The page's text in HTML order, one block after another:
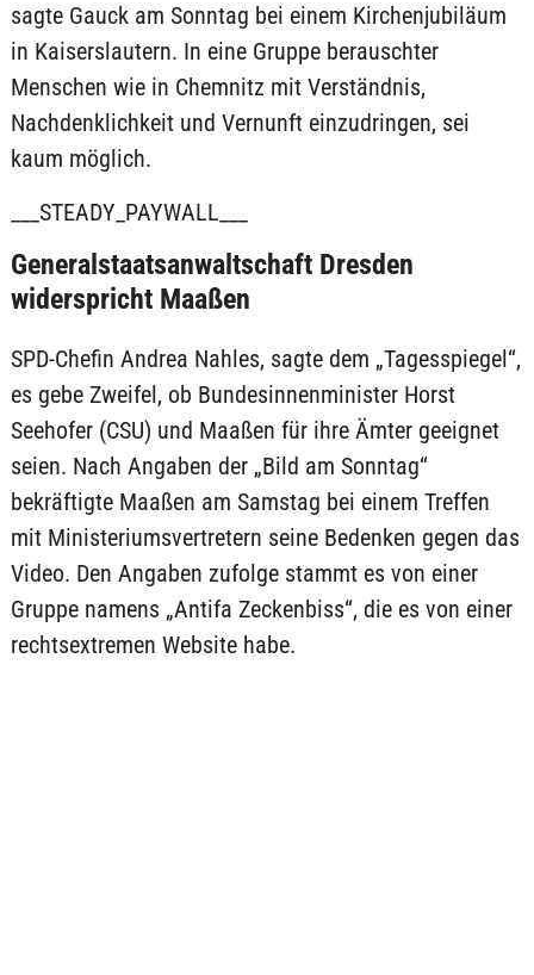
sagte Gauck am Sonntag bei einem Kirchenjubiläum
in Kaiserslautern. In eine Gruppe berauschter
Menschen wie in Chemnitz mit Verständnis,
Nachdenklichkeit und Vernunft einzudringen, sei
kaum möglich.
___STEADY_PAYWALL___
Generalstaatsanwaltschaft Dresden
widerspricht Maaßen
SPD-Chefin Andrea Nahles, sagte dem „Tagesspiegel“,
es gebe Zweifel, ob Bundesinnenminister Horst
Seehofer (CSU) und Maaßen für ihre Ämter geeignet
seien. Nach Angaben der „Bild am Sonntag“
bekräftigte Maaßen am Samstag bei einem Treffen
mit Ministeriumsvertretern seine Bedenken gegen das
Video. Den Angaben zufolge stammt es von einer
Gruppe namens „Antifa Zeckenbiss“, die es von einer
rechtsextremen Website habe.